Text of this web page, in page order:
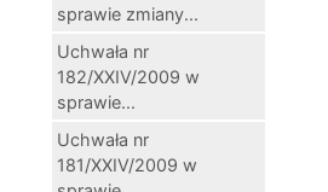
sprawie zmiany...
Uchwała nr
182/XXIV/2009 w
sprawie...
Uchwała nr
181/XXIV/2009 w